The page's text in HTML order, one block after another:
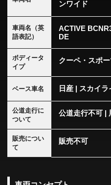
ンワイド
車両名（英
語表記）
ACTIVE
DE
ボディータ
イプ
クーペ・スポ
ベース車名 日産 | スカイラ
公道走行に
ついて
公道走行不可 |
販売につい
て
販売不可